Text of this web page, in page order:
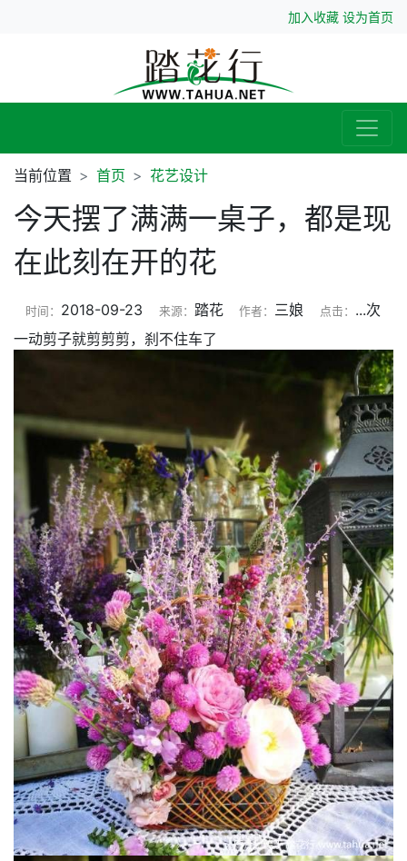
加入收藏 设为首页
当前位置 首页 花艺设计
今天摆了满满一桌子，都是现
在此刻在开的花
时间： 2018-09-23 来源： 踏花 作者： 三娘 点击： ...次
一动剪子就剪剪剪，刹不住车了